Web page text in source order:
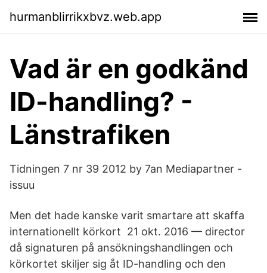
hurmanblirrikxbvz.web.app
Vad är en godkänd
ID-handling? -
Länstrafiken
Tidningen 7 nr 39 2012 by 7an Mediapartner -
issuu
Men det hade kanske varit smartare att skaffa
internationellt körkort 21 okt. 2016 — director
då signaturen på ansökningshandlingen och
körkortet skiljer sig åt ID-​handling och den